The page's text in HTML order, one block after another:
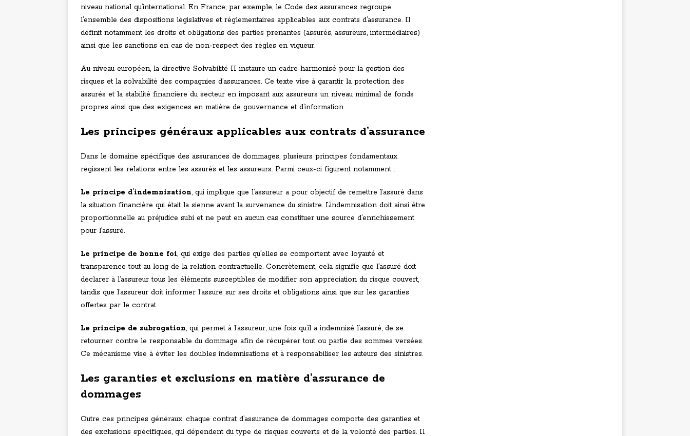
niveau national qu’international. En France, par exemple, le Code des assurances regroupe
l’ensemble des dispositions législatives et réglementaires applicables aux contrats d’assurance. Il
définit notamment les droits et obligations des parties prenantes (assurés, assureurs, intermédiaires)
ainsi que les sanctions en cas de non-respect des règles en vigueur.
Au niveau européen, la directive Solvabilité II instaure un cadre harmonisé pour la gestion des
risques et la solvabilité des compagnies d’assurances. Ce texte vise à garantir la protection des
assurés et la stabilité financière du secteur en imposant aux assureurs un niveau minimal de fonds
propres ainsi que des exigences en matière de gouvernance et d’information.
Les principes généraux applicables aux contrats d’assurance
Dans le domaine spécifique des assurances de dommages, plusieurs principes fondamentaux
régissent les relations entre les assurés et les assureurs. Parmi ceux-ci figurent notamment :
Le principe d’indemnisation, qui implique que l’assureur a pour objectif de remettre l’assuré dans
la situation financière qui était la sienne avant la survenance du sinistre. L’indemnisation doit ainsi être
proportionnelle au préjudice subi et ne peut en aucun cas constituer une source d’enrichissement
pour l’assuré.
Le principe de bonne foi, qui exige des parties qu’elles se comportent avec loyauté et
transparence tout au long de la relation contractuelle. Concrètement, cela signifie que l’assuré doit
déclarer à l’assureur tous les éléments susceptibles de modifier son appréciation du risque couvert,
tandis que l’assureur doit informer l’assuré sur ses droits et obligations ainsi que sur les garanties
offertes par le contrat.
Le principe de subrogation, qui permet à l’assureur, une fois qu’il a indemnisé l’assuré, de se
retourner contre le responsable du dommage afin de récupérer tout ou partie des sommes versées.
Ce mécanisme vise à éviter les doubles indemnisations et à responsabiliser les auteurs des sinistres.
Les garanties et exclusions en matière d’assurance de
dommages
Outre ces principes généraux, chaque contrat d’assurance de dommages comporte des garanties et
des exclusions spécifiques, qui dépendent du type de risques couverts et de la volonté des parties. Il